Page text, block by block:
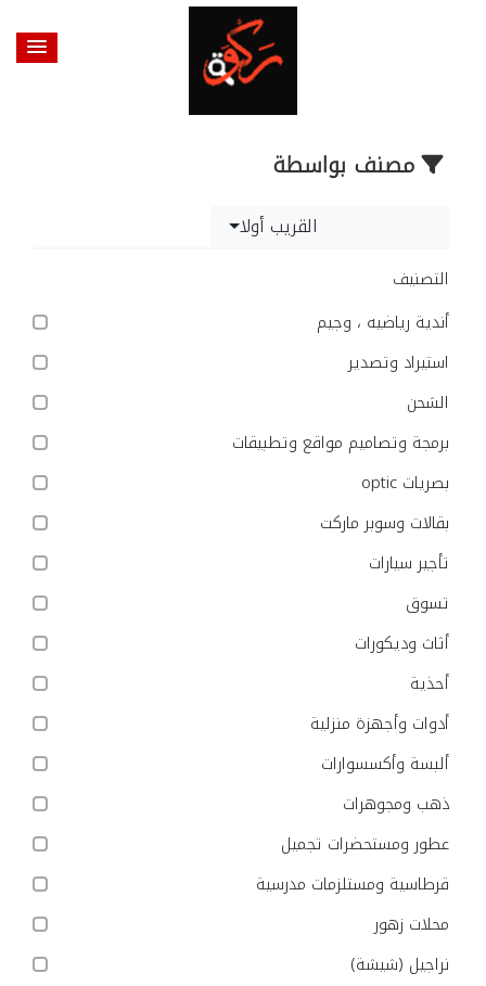
مصنف بواسطة
القريب أولا
التصنيف
أندية رياضيه ، وجيم
استيراد وتصدير
الشحن
برمجة وتصاميم مواقع وتطبيقات
بصريات optic
بقالات وسوبر ماركت
تأجير سيارات
تسوق
أثاث وديكورات
أحذية
أدوات وأجهزة منزلية
ألبسة وأكسسوارات
ذهب ومجوهرات
عطور ومستحضرات تجميل
قرطاسية ومستلزمات مدرسية
محلات زهور
نراجيل (شيشة)